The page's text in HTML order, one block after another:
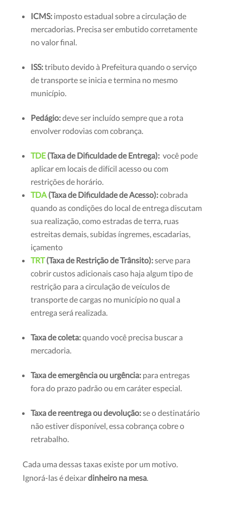
ICMS:imposto estadual sobre a circulação de
mercadorias. Precisa ser embutido corretamente
no valor final.
ISS:tributo devido à Prefeitura quando o serviço
de transporte se inicia e termina no mesmo
município.
Pedágio:deve ser incluído sempre que a rota
envolver rodovias com cobrança.
TDE(Taxa de Dificuldade de Entrega):você pode
aplicar em locais de difícil acesso ou com
restrições de horário.
TDA(Taxa de Dificuldade de Acesso):cobrada
quando as condições do local de entrega discutam
sua realização, como estradas de terra, ruas
estreitas demais, subidas íngremes, escadarias,
içamento
TRT(Taxa de Restrição de Trânsito):serve para
cobrir custos adicionais caso haja algum tipo de
restrição para a circulação de veículos de
transporte de cargas no município no qual a
entrega será realizada.
Taxa de coleta:quando você precisa buscar a
mercadoria.
Taxa de emergência ou urgência:para entregas
fora do prazo padrão ou em caráter especial.
Taxa de reentrega ou devolução:se o destinatário
não estiver disponível, essa cobrança cobre o
retrabalho.
Cada uma dessas taxas existe por um motivo.
Ignorá-las é deixardinheiro na mesa.